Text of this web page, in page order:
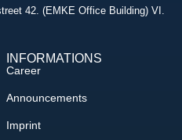
42. (EMKE Office Building) VI.
INFORMATIONS
Career
Announcements
Imprint